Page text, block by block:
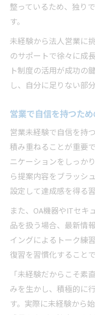
整っているため、独り
す。
未経験から法人営業に
のサポートで徐々に成
ト制度の活用が成功の
し、自分に足りない部
営業で自信を持つた
営業未経験で自信を持
積み重ねることが重要
ニケーションをしっか
ら提案内容をブラッシ
設定して達成感を得る
また、OA機器やITセキ
品を扱う場合、最新情
イングによるトーク練
復習を習慣化すること
「未経験だからこそ素
みを生かし、積極的に
す。実際に未経験から